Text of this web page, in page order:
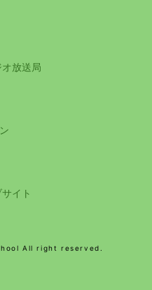
放送局
イト
All right reserved.